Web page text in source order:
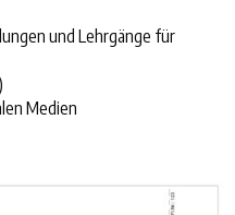
und Lehrgänge für
Medien